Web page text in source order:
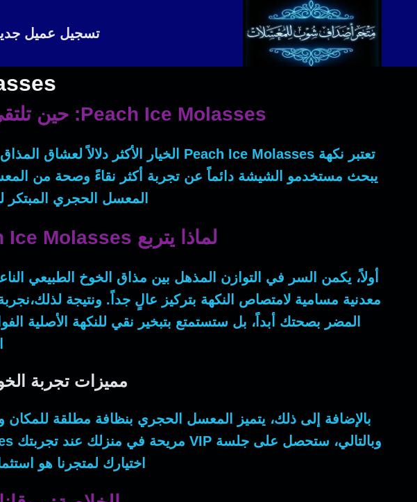
تسجيل عميل
Peach Ice Molasses: حين تلتقي حلاوة الخوخ ببرودة الجليد في أصداف شوب
تعتبر نكهةPeach Ice Molasses الخيار الأكثر دلالاً لعشاق
يبحث مستخدمو الشيشة دائماً عن تجربة أكثر نقاءً وصحة من
المعسل الحجري المبتكر
لماذا يتربع Peach Ice Molasses الحجري على عرش نكهات VIP؟
أولاً، يكمن السر في التوازن المذهل بين مذاق الخوخ الطبيعي
معدنية مسامية لامتصاص النكهة بتركيز عالٍ جداً. ونتيجة لذلك
المضر بصحتك أبداً، بل ستستمتع بتبخير نقي للنكهة الأصلية
مميزات تجربة
بالإضافة إلى ذلك، يتميز المعسل الحجري بنظافة مطلقة للمكان
وبالتالي، ستحصل على جلسة VIP مريحة في منزلك عند تجربتك Peach Ice Molasses مع ضمان خلو المنتج من النيكوتين والتبغ بنسبة 100%.
اختيارك لمتجرنا هو